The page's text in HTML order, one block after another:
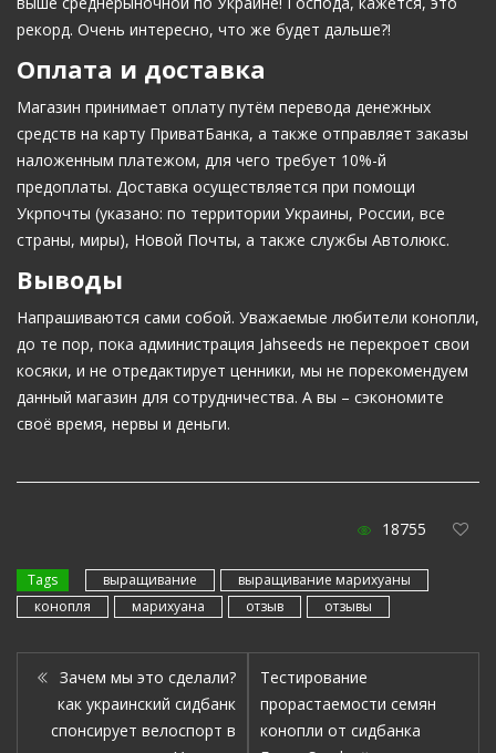
рекорд. Очень интересно, что же будет дальше?!
Оплата и доставка
Магазин принимает оплату путём перевода денежных
средств на карту ПриватБанка, а также отправляет заказы
наложенным платежом, для чего требует 10%-й
предоплаты. Доставка осуществляется при помощи
Укрпочты (указано: по территории Украины, России, все
страны, миры), Новой Почты, а также службы Автолюкс.
Выводы
Напрашиваются сами собой. Уважаемые любители конопли,
до те пор, пока администрация Jahseeds не перекроет свои
косяки, и не отредактирует ценники, мы не порекомендуем
данный магазин для сотрудничества. А вы – сэкономите
своё время, нервы и деньги.
18755
Tags выращивание
выращивание марихуаны
конопля
марихуана отзыв отзывы
Зачем мы это сделали?
как украинский сидбанк
спонсирует велоспорт в
Тестирование
прорастаемости семян
конопли от сидбанка